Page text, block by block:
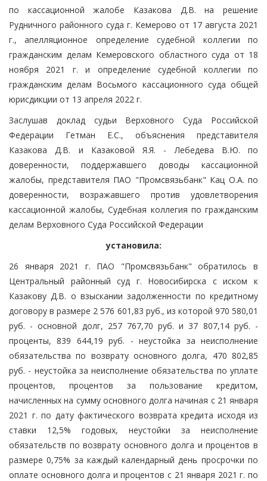
по кассационной жалобе Казакова Д.В. на решение
Рудничного районного суда г. Кемерово от 17 августа 2021
г., апелляционное определение судебной коллегии по
гражданским делам Кемеровского областного суда от 18
ноября 2021 г. и определение судебной коллегии по
гражданским делам Восьмого кассационного суда общей
юрисдикции от 13 апреля 2022 г.
Заслушав доклад судьи Верховного Суда Российской
Федерации Гетман Е.С., объяснения представителя
Казакова Д.В. и Казаковой Я.Я. - Лебедева В.Ю. по
доверенности, поддержавшего доводы кассационной
жалобы, представителя ПАО "Промсвязьбанк" Кац О.А. по
доверенности, возражавшего против удовлетворения
кассационной жалобы, Судебная коллегия по гражданским
делам Верховного Суда Российской Федерации
установила:
26 января 2021 г. ПАО "Промсвязьбанк" обратилось в
Центральный районный суд г. Новосибирска с иском к
Казакову Д.В. о взыскании задолженности по кредитному
договору в размере 2 576 601,83 руб., из которой 970 580,01
руб. - основной долг, 257 767,70 руб. и 37 807,14 руб. -
проценты, 839 644,19 руб. - неустойка за неисполнение
обязательства по возврату основного долга, 470 802,85
руб. - неустойка за неисполнение обязательства по уплате
процентов, процентов за пользование кредитом,
начисленных на сумму основного долга начиная с 21 января
2021 г. по дату фактического возврата кредита исходя из
ставки 12,5% годовых, неустойки за неисполнение
обязательств по возврату основного долга и процентов в
размере 0,75% за каждый календарный день просрочки по
оплате основного долга и процентов с 21 января 2021 г. по